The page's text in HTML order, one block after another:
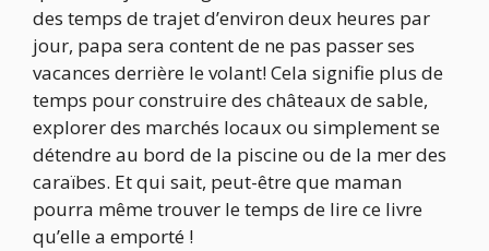
des temps de trajet d’environ deux heures par
jour, papa sera content de ne pas passer ses
vacances derrière le volant! Cela signifie plus de
temps pour construire des châteaux de sable,
explorer des marchés locaux ou simplement se
détendre au bord de la piscine ou de la mer des
caraïbes. Et qui sait, peut-être que maman
pourra même trouver le temps de lire ce livre
qu’elle a emporté !